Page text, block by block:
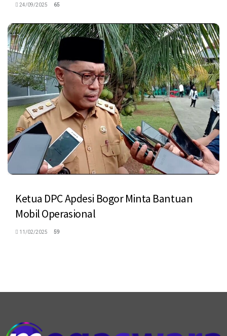
24/09/2025 65
Ketua DPC Apdesi Bogor Minta Bantuan
Mobil Operasional
11/02/2025 59